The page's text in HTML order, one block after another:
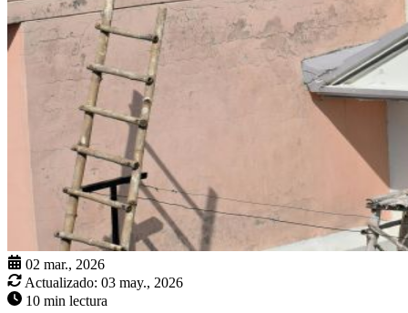
02 mar., 2026
Actualizado: 03 may., 2026
10 min lectura